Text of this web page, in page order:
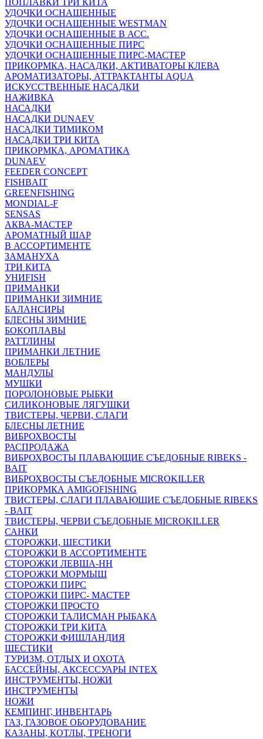
ПОПЛАВКИ ТРИ КИТА
УДОЧКИ ОСНАЩЕННЫЕ
УДОЧКИ ОСНАЩЕННЫЕ WESTMAN
УДОЧКИ ОСНАЩЕННЫЕ В АСС.
УДОЧКИ ОСНАЩЕННЫЕ ПИРС
УДОЧКИ ОСНАЩЕННЫЕ ПИРС-МАСТЕР
ПРИКОРМКА, НАСАДКИ, АКТИВАТОРЫ КЛЕВА
АРОМАТИЗАТОРЫ, АТТРАКТАНТЫ AQUA
ИСКУССТВЕННЫЕ НАСАДКИ
НАЖИВКА
НАСАДКИ
НАСАДКИ DUNAEV
НАСАДКИ ТИМИКОМ
НАСАДКИ ТРИ КИТА
ПРИКОРМКА, АРОМАТИКА
DUNAEV
FEEDER CONCEPT
FISHBAIT
GREENFISHING
MONDIAL-F
SENSAS
АКВА-МАСТЕР
АРОМАТНЫЙ ШАР
В АССОРТИМЕНТЕ
ЗАМАНУХА
ТРИ КИТА
УНИFISH
ПРИМАНКИ
ПРИМАНКИ ЗИМНИЕ
БАЛАНСИРЫ
БЛЕСНЫ ЗИМНИЕ
БОКОПЛАВЫ
РАТТЛИНЫ
ПРИМАНКИ ЛЕТНИЕ
ВОБЛЕРЫ
МАНДУЛЫ
МУШКИ
ПОРОЛОНОВЫЕ РЫБКИ
СИЛИКОНОВЫЕ ЛЯГУШКИ
ТВИСТЕРЫ, ЧЕРВИ, СЛАГИ
БЛЕСНЫ ЛЕТНИЕ
ВИБРОХВОСТЫ
РАСПРОДАЖА
ВИБРОХВОСТЫ ПЛАВАЮЩИЕ СЪЕДОБНЫЕ RIBEKS -
BAIT
ВИБРОХВОСТЫ СЪЕДОБНЫЕ MICROKILLER
ПРИКОРМКА AMIGOFISHING
ТВИСТЕРЫ, СЛАГИ ПЛАВАЮЩИЕ СЪЕДОБНЫЕ RIBEKS
- BAIT
ТВИСТЕРЫ, ЧЕРВИ СЪЕДОБНЫЕ MICROKILLER
САНКИ
СТОРОЖКИ, ШЕСТИКИ
СТОРОЖКИ В АССОРТИМЕНТЕ
СТОРОЖКИ ЛЕВША-НН
СТОРОЖКИ МОРМЫШ
СТОРОЖКИ ПИРС
СТОРОЖКИ ПИРС- МАСТЕР
СТОРОЖКИ ПРОСТО
СТОРОЖКИ ТАЛИСМАН РЫБАКА
СТОРОЖКИ ТРИ КИТА
СТОРОЖКИ ФИШЛАНДИЯ
ШЕСТИКИ
ТУРИЗМ, ОТДЫХ И ОХОТА
БАССЕЙНЫ, АКСЕССУАРЫ INTEX
ИНСТРУМЕНТЫ, НОЖИ
ИНСТРУМЕНТЫ
НОЖИ
КЕМПИНГ, ИНВЕНТАРЬ
ГАЗ, ГАЗОВОЕ ОБОРУДОВАНИЕ
КАЗАНЫ, КОТЛЫ, ТРЕНОГИ